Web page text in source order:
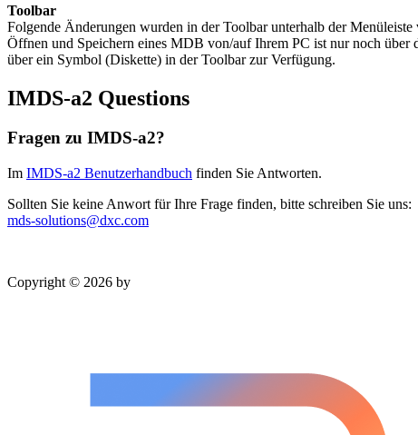
Toolbar
Folgende Änderungen wurden in der Toolbar unterhalb der Menüleiste
Öffnen und Speichern eines MDB von/auf Ihrem PC ist nur noch
über ein Symbol (Diskette) in der Toolbar zur Verfügung.
IMDS-a2 Questions
Fragen zu IMDS-a2?
Im IMDS-a2 Benutzerhandbuch finden Sie Antworten.
Sollten Sie keine Anwort für Ihre Frage finden, bitte schreiben Sie uns:
mds-solutions@dxc.com
Copyright © 2026 by